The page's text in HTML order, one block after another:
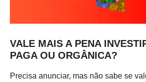
VALE MAIS A PENA
PAGA OU ORGÂNICA?
Precisa anunciar, mas não sabe se